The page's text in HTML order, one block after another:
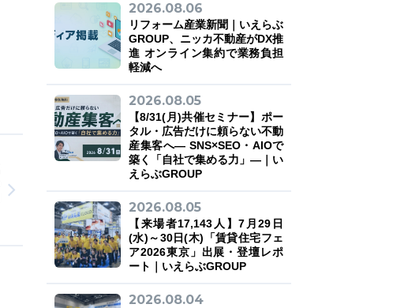
2026.08.06
リフォーム産業新聞｜いえらぶ
GROUP、ニッカ不動産がDX推
進 オンライン集約で業務負担
軽減へ
2026.08.05
【8/31(月)共催セミナー】ポー
タル・広告だけに頼らない不動
産集客へ― SNS×SEO・AIOで
築く「自社で集める力」―｜い
えらぶGROUP
2026.08.05
【来場者17,143人】7月29日
(水)～30日(木)「賃貸住宅フェ
ア2026東京」出展・登壇レポ
ート｜いえらぶGROUP
2026.08.04